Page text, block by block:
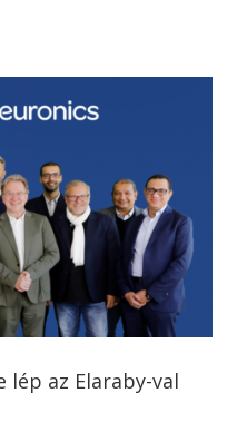
lép az Elaraby-val